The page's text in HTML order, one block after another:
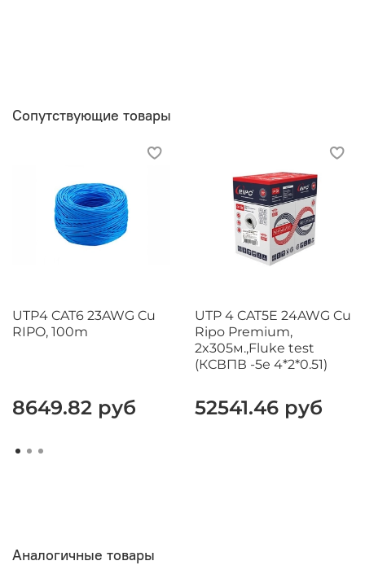
Сопутствующие товары
UTP4 CAT6 23AWG Cu
RIPO, 100m
8649.82 руб
UTP 4 CAT5E 24AWG Cu
Ripo Premium,
2x305м.,Fluke test
(КСВПВ -5е 4*2*0.51)
52541.46 руб
Аналогичные товары